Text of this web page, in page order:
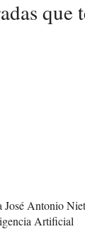
que
José Antonio
Artificial